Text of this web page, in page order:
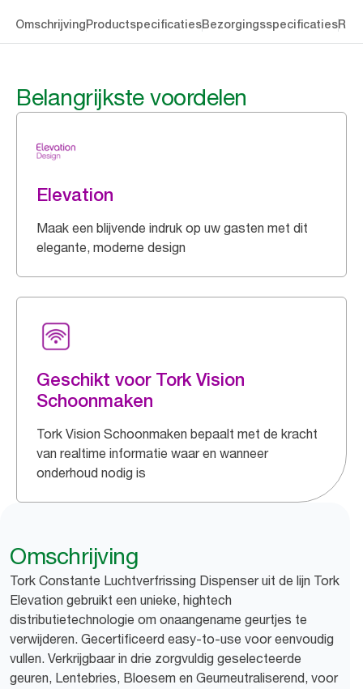
OmschrijvingProductspecificatiesBezorgingsspecificaties
Belangrijkste voordelen
Elevation
Maak een blijvende indruk op uw gasten met dit
elegante, moderne design
Geschikt voor Tork Vision
Schoonmaken
Tork Vision Schoonmaken bepaalt met de kracht
van realtime informatie waar en wanneer
onderhoud nodig is
Omschrijving
Tork Constante Luchtverfrissing Dispenser uit de lijn Tork
Elevation gebruikt een unieke, hightech
distributietechnologie om onaangename geurtjes te
verwijderen. Gecertificeerd easy-to-use voor eenvoudig
vullen. Verkrijgbaar in drie zorgvuldig geselecteerde
geuren, Lentebries, Bloesem en Geurneutraliserend, voor